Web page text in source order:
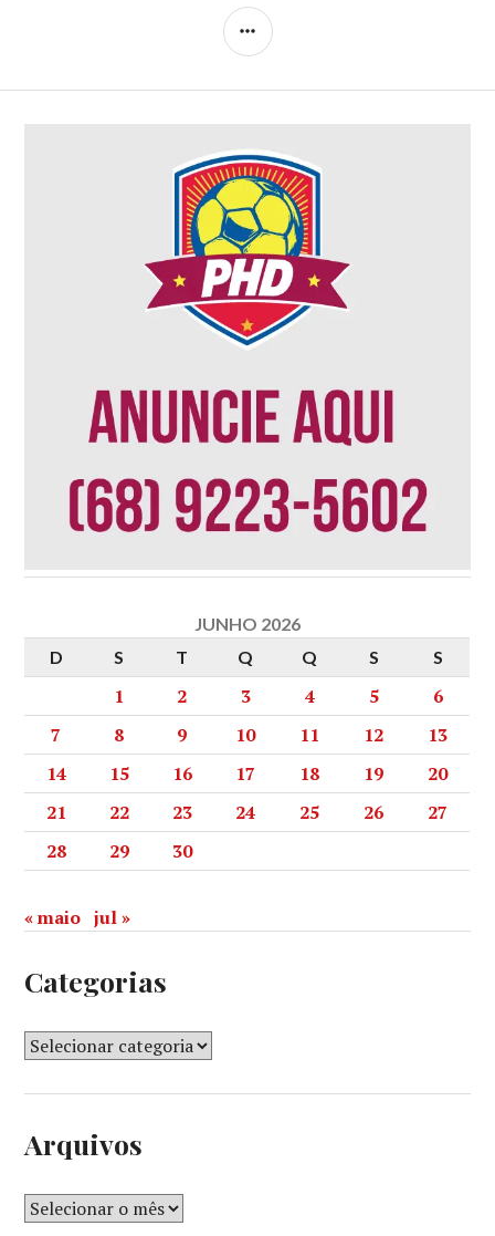
JUNHO 2026
D
S T Q Q S S
1 2 3 4 5
6
7
8 9 10 11 12
13
14
15 16 17 18 19
20
21
22 23 24 25 26
27
28
29 30
« maio jul »
Categorias
Arquivos